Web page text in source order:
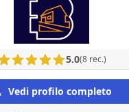
5.0(8 rec.)
Vedi profilo completo